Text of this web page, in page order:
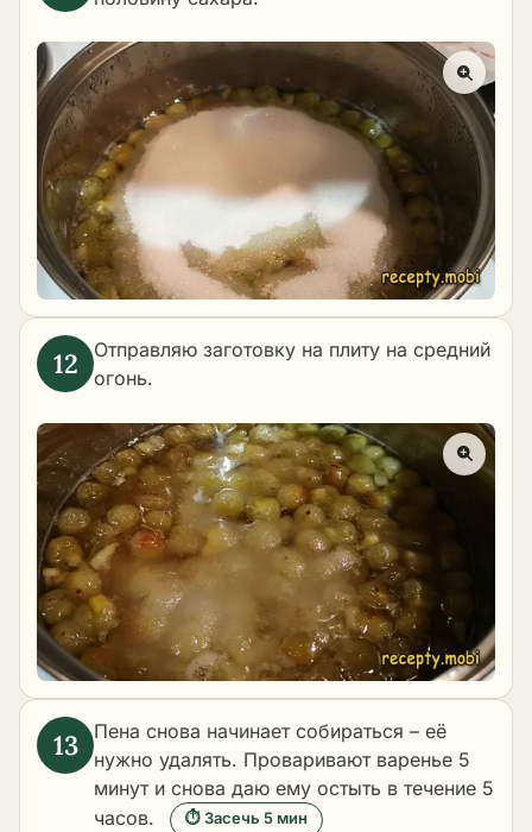
Отправляю заготовку на плиту на средний
огонь.
Пена снова начинает собираться – её
нужно удалять. Проваривают варенье 5
минут и снова даю ему остыть в течение 5
часов.
⏱ Засечь 5 мин